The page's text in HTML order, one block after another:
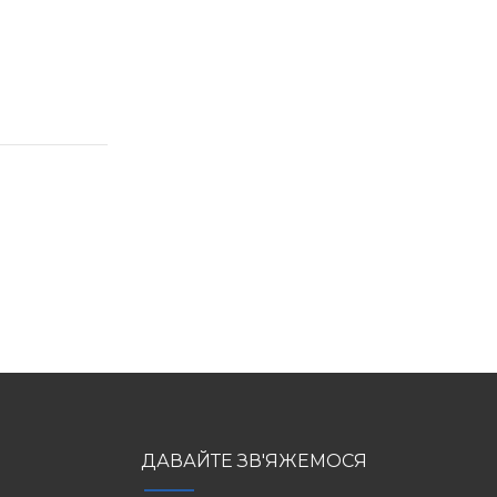
ДАВАЙТЕ ЗВ'ЯЖЕМОСЯ